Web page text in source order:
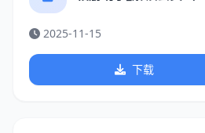
2025-11-15
下载